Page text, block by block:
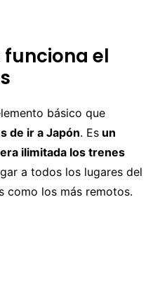
funciona el
básico que
de ir a Japón. Esun
ilimitada los trenes
a todos los lugares del
como los más remotos.